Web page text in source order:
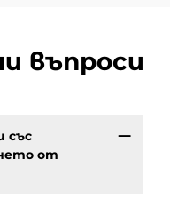
въпроси
със
от